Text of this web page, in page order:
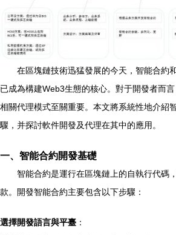
在區塊鏈技術迅猛發展的今天，智能合約
已成為構建Web3生態的核心。對于開發者而
相關代理模式至關重要。本文將系統性地介紹
驟，并探討軟件開發及代理在其中的應用。
一、智能合約開發基礎
智能合約是運行在區塊鏈上的自執行代碼
款。開發智能合約主要包含以下步驟：
選擇開發語言與平臺 ：